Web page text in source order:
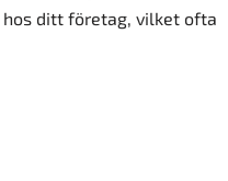
hos ditt företag, vilket ofta